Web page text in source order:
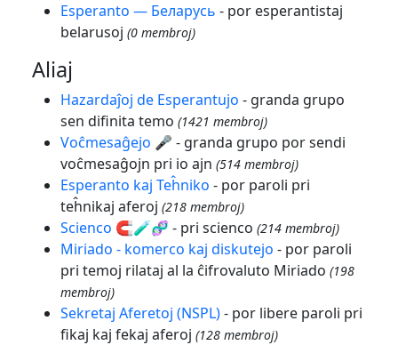
Esperanto — Беларусь - por esperantistaj
belarusoj (0 membroj)
Aliaj
Hazardaĵoj de Esperantujo - granda grupo
sen difinita temo (1421 membroj)
Voĉmesaĝejo 🎤 - granda grupo por sendi
voĉmesaĝojn pri io ajn (514 membroj)
Esperanto kaj Teĥniko - por paroli pri
teĥnikaj aferoj (218 membroj)
Scienco 🧲🧪🧬 - pri scienco (214 membroj)
Miriado - komerco kaj diskutejo - por paroli
pri temoj rilataj al la ĉifrovaluto Miriado (198
membroj)
Sekretaj Aferetoj (NSPL)- por libere paroli pri
fikaj kaj fekaj aferoj (128 membroj)